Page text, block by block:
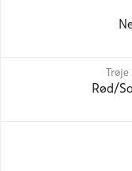
Trøje
Rød/